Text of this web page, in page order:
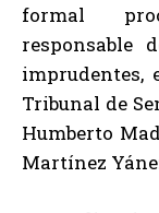
formal
responsable
imprudentes,
Tribunal de
Humberto
Martínez